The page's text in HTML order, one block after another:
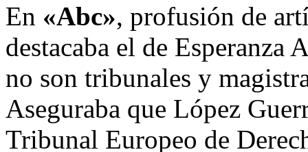
En «Abc», profusión de
destacaba el de
no son tribunales y
Aseguraba que López
Tribunal Europeo de